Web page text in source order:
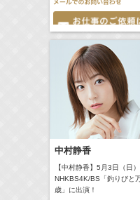
中村静香
【中村静香】5月3日（日）
NHKBS4K/BS「釣りびと
歳」に出演！